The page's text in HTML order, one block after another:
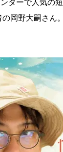
ターで人気の
岡野大嗣さん